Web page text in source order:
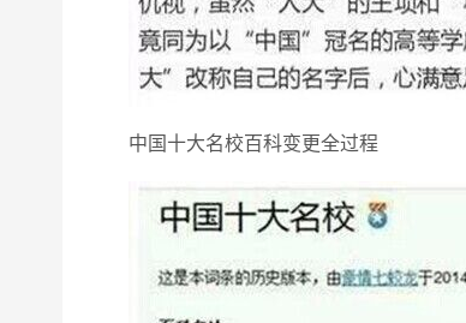
中国十大名校百科变更全过程